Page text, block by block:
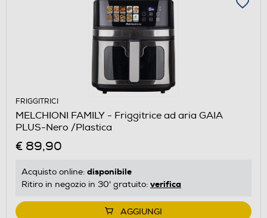
FRIGGITRICI
MELCHIONI FAMILY - Friggitrice ad aria GAIA
PLUS-Nero /Plastica
€ 89,90
Acquisto online: disponibile
Ritiro in negozio in 30' gratuito: verifica
AGGIUNGI